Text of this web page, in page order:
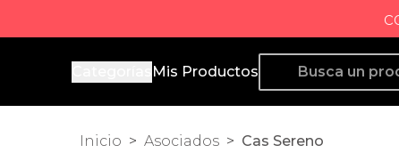
Producto de Aquí
Mis Productos
Inicio > Asociados > Cas Sereno